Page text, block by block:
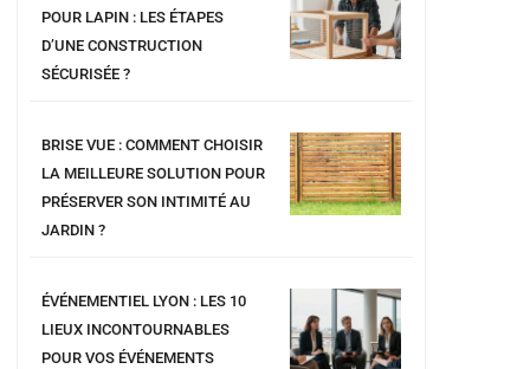
POUR LAPIN : LES ÉTAPES
D’UNE CONSTRUCTION
SÉCURISÉE ?
BRISE VUE : COMMENT CHOISIR
LA MEILLEURE SOLUTION POUR
PRÉSERVER SON INTIMITÉ AU
JARDIN ?
ÉVÉNEMENTIEL LYON : LES 10
LIEUX INCONTOURNABLES
POUR VOS ÉVÉNEMENTS